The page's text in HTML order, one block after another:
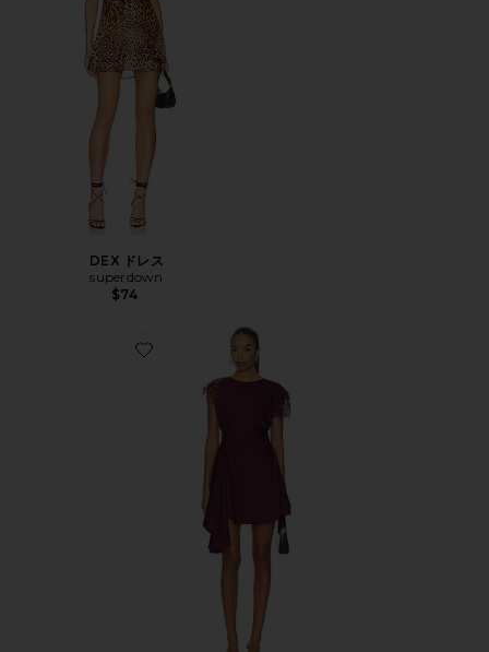
DEX ドレス
superdown
$74
Favorite ZINA キャザー入りミニワンピース